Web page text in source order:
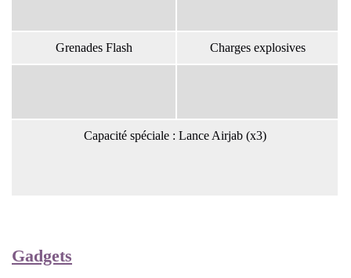
Grenades Flash Charges explosives
Capacité spéciale : Lance Airjab (x3)
Gadgets